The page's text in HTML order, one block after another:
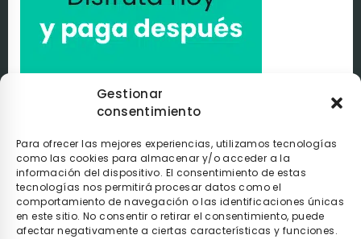
Gestionar
consentimiento
Para ofrecer las mejores experiencias, utilizamos tecnologías
como las cookies para almacenar y/o acceder a la
información del dispositivo. El consentimiento de estas
tecnologías nos permitirá procesar datos como el
comportamiento de navegación o las identificaciones únicas
en este sitio. No consentir o retirar el consentimiento, puede
afectar negativamente a ciertas características y funciones.
Paga a tu ritmo conseQura. Al comprar con nosotros
decides si pagarlo en el momento, después de recibir el
pedido o poco a poco.